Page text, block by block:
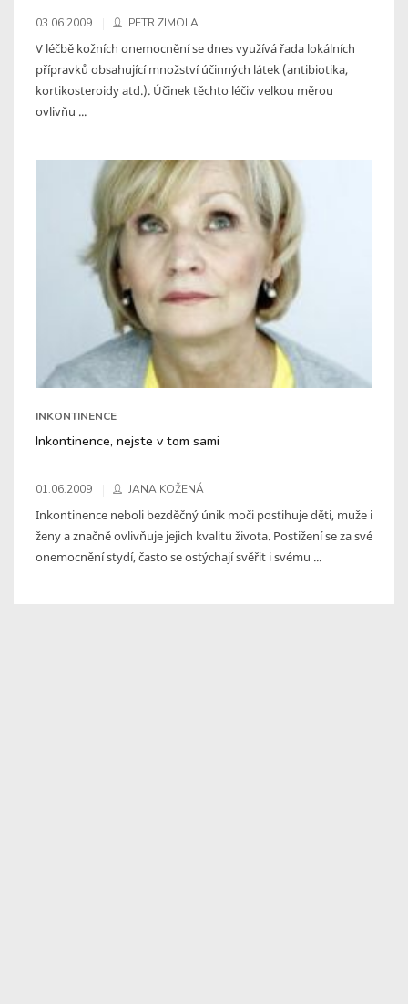
03.06.2009 PETR ZIMOLA
V léčbě kožních onemocnění se dnes využívá řada lokálních
přípravků obsahující množství účinných látek (antibiotika,
kortikosteroidy atd.). Účinek těchto léčiv velkou měrou
ovlivňu ...
INKONTINENCE
Inkontinence, nejste v tom sami
01.06.2009 JANA KOŽENÁ
Inkontinence neboli bezděčný únik moči postihuje děti, muže i
ženy a značně ovlivňuje jejich kvalitu života. Postižení se za své
onemocnění stydí, často se ostýchají svěřit i svému ...